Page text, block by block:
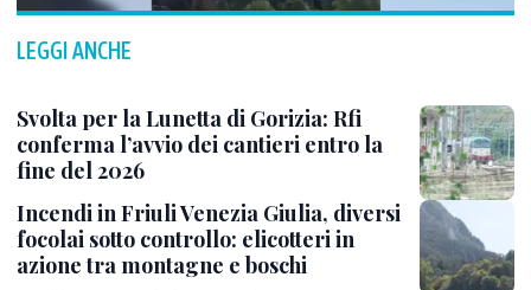
LEGGI ANCHE
Svolta per la Lunetta di Gorizia: Rfi
conferma l’avvio dei cantieri entro la
fine del 2026
Incendi in Friuli Venezia Giulia, diversi
focolai sotto controllo: elicotteri in
azione tra montagne e boschi